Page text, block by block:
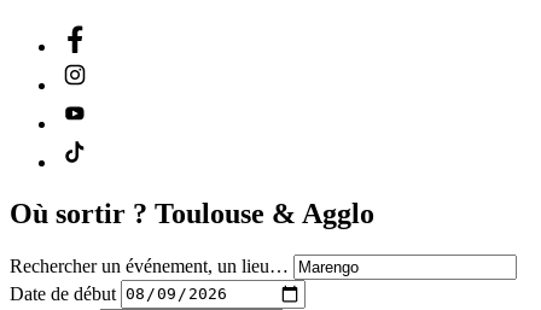
Où sortir ? Toulouse & Agglo
Rechercher un événement, un lieu…
Date de début